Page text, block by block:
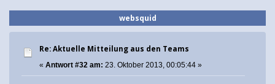
websquid
Re: Aktuelle Mitteilung aus den Teams
« Antwort #32 am: 23. Oktober 2013, 00:05:44 »